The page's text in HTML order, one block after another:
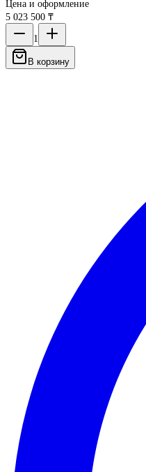
Цена и оформление
5 023 500 ₸
1
В корзину